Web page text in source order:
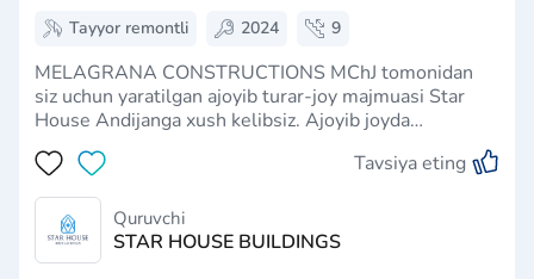
Tayyor remontli 2024 9
MELAGRANA CONSTRUCTIONS MChJ tomonidan
siz uchun yaratilgan ajoyib turar-joy majmuasi Star
House Andijanga xush kelibsiz. Ajoyib joyda
joylashgan ushbu zamonaviy va arzon turar-joy
majmuasi uslub, qulaylik va qulaylikning mukammal
kombinatsiyasini taqdim etadi. 10 qavatli ehtiyotkorlik
bi…
Tavsiya eting
Quruvchi
STAR HOUSE BUILDINGS